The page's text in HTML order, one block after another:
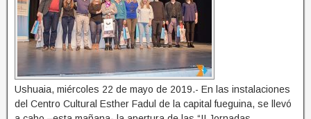
Ushuaia, miércoles 22 de mayo de 2019.- En las instalaciones
del Centro Cultural Esther Fadul de la capital fueguina, se llevó